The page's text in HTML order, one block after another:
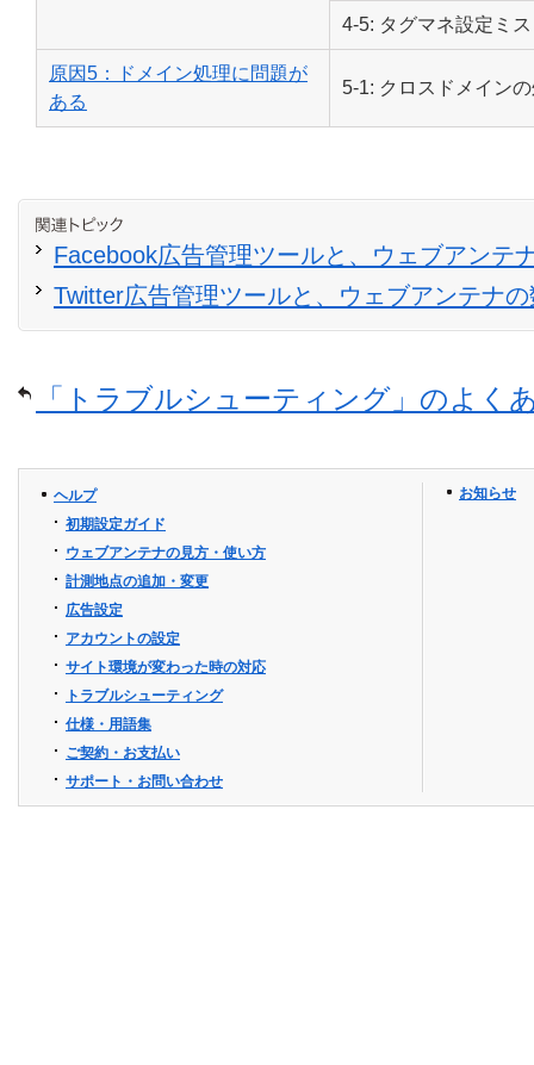
4-5: タグマネ設定ミス
原因5：ドメイン処理に問題が
ある
5-1: クロスドメイン
Facebook広告管理ツールと、ウェブアンテ
Twitter広告管理ツールと、ウェブアンテナ
「トラブルシューティング」のよく
ヘルプ
初期設定ガイド
ウェブアンテナの見方・使い方
計測地点の追加・変更
広告設定
アカウントの設定
サイト環境が変わった時の対応
トラブルシューティング
仕様・用語集
ご契約・お支払い
サポート・お問い合わせ
お知らせ